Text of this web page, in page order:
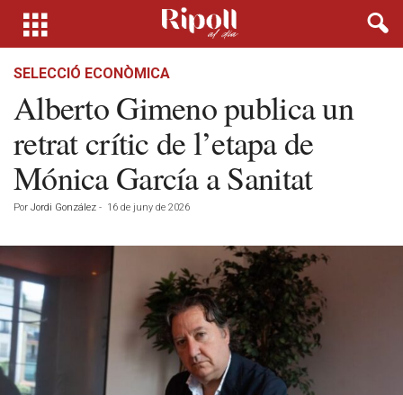
SELECCIÓ ECONÒMICA
Alberto Gimeno publica un
retrat crític de l’etapa de
Mónica García a Sanitat
Por Jordi González - 16 de juny de 2026